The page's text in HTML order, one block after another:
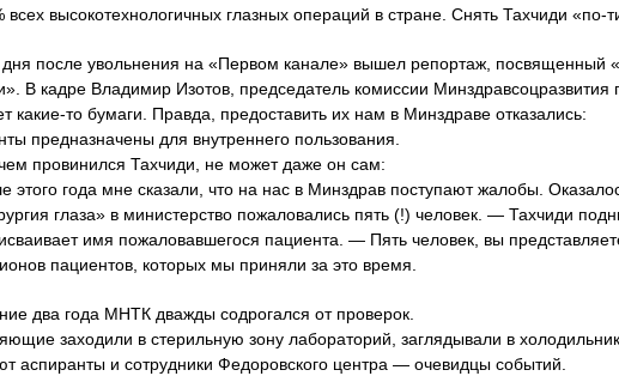
всех высокотехнологичных глазных операций в стране. Снять Тахчиди «по-
дня после увольнения на «Первом канале» вышел репортаж,
В кадре Владимир Изотов, председатель комиссии
какие-то бумаги. Правда, предоставить их нам в Минздраве отказались:
предназначены для внутреннего пользования.
провинился Тахчиди, не может даже он сам:
этого года мне ска­зали, что на нас в Минздрав поступают жалобы.
глаза» в министерство пожаловались пять (!) человек. — Тахчиди
имя пожаловавшегося пациента. — Пять человек, вы
пациентов, которых мы приняли за это время.
два года МНТК дважды содрогался от проверок.
заходили в стерильную зону лабораторий, заглядывали в
аспиранты и сотрудники Федоровского центра — очевидцы событий.